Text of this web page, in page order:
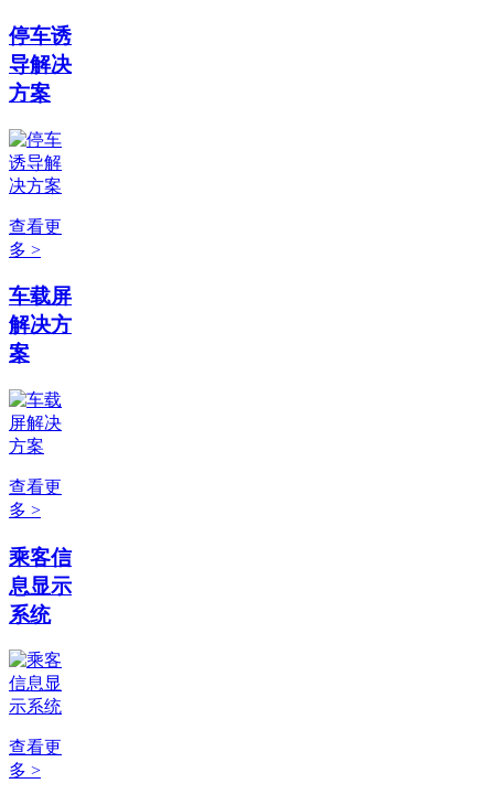
停车诱
导解决
方案
查看更
多 >
车载屏
解决方
案
查看更
多 >
乘客信
息显示
系统
查看更
多 >